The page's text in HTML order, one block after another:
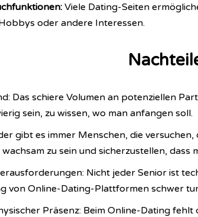
Viele Dating-Seiten
oder andere Interessen.
Das schiere Volumen an potenziellen
sein, zu wissen, wo man anfangen soll.
gibt es immer Menschen, die
wachsam zu sein und sicherzustellen,
Nicht jeder Senior ist
von Online-Dating-Plattformen schwer
Präsenz: Beim Online-Dating fehlt